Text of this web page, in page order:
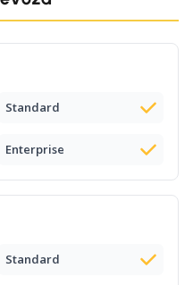
Standard
Enterprise
Standard